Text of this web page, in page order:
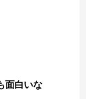
面白いな